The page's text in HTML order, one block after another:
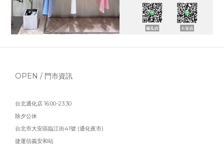
OPEN / 門市資訊
台北通化店 16:00-23:30
除夕公休
台北市大安區臨江街41號 (通化夜市)
捷運信義安和站